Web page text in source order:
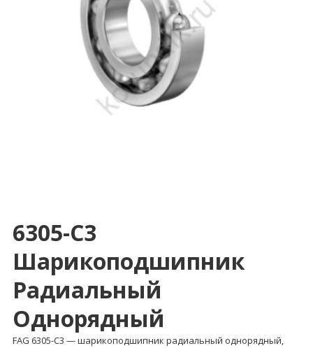
6305-C3
Шарикоподшипник
Радиальный
Однорядный
FAG 6305-C3 — шарикоподшипник радиальный однорядный,